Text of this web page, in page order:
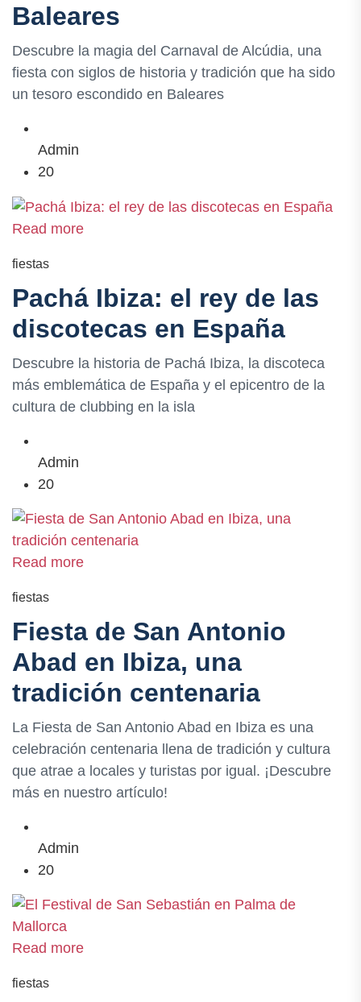
Baleares
Descubre la magia del Carnaval de Alcúdia, una
fiesta con siglos de historia y tradición que ha sido
un tesoro escondido en Baleares
Admin
20
Read more
fiestas
Pachá Ibiza: el rey de las
discotecas en España
Descubre la historia de Pachá Ibiza, la discoteca
más emblemática de España y el epicentro de la
cultura de clubbing en la isla
Admin
20
Read more
fiestas
Fiesta de San Antonio
Abad en Ibiza, una
tradición centenaria
La Fiesta de San Antonio Abad en Ibiza es una
celebración centenaria llena de tradición y cultura
que atrae a locales y turistas por igual. ¡Descubre
más en nuestro artículo!
Admin
20
Read more
fiestas